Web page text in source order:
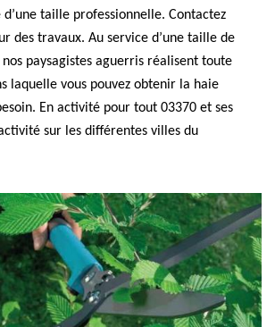
d’une taille professionnelle. Contactez
des travaux. Au service d’une taille de
nos paysagistes aguerris réalisent toute
laquelle vous pouvez obtenir la haie
En activité pour tout 03370 et ses
sur les différentes villes du